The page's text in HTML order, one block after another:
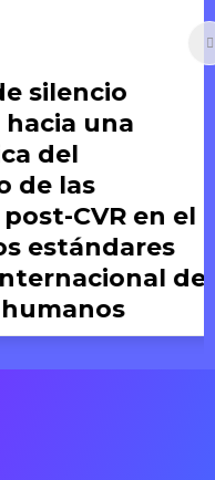
una
CVR en el
de